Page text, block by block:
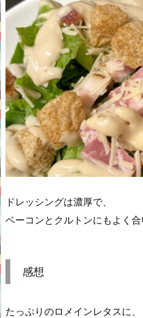
ドレッシングは濃厚で、
ベーコンとクルトンにもよく合
感想
たっぷりのロメインレタスに、